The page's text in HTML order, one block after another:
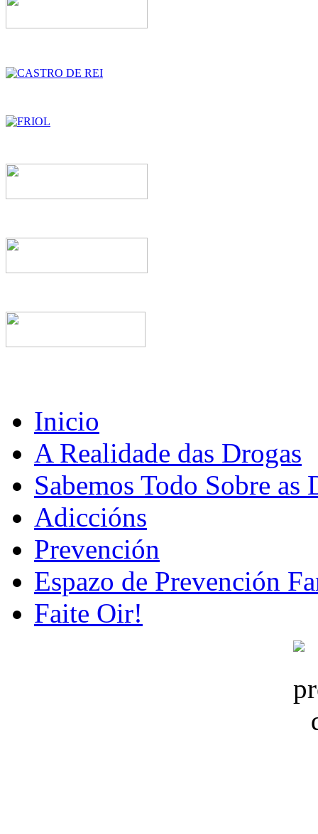
Inicio
A Realidade das Drogas
Sabemos Todo Sobre as
Adiccións
Prevención
Espazo de Prevención
Faite Oir!